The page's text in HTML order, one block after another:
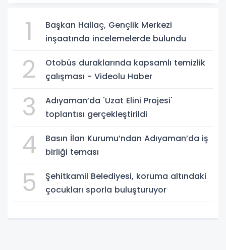
1
Başkan Hallaç, Gençlik Merkezi
inşaatında incelemelerde bulundu
2
Otobüs duraklarında kapsamlı temizlik
çalışması - Videolu Haber
3
Adıyaman’da 'Uzat Elini Projesi'
toplantısı gerçekleştirildi
4
Basın İlan Kurumu’ndan Adıyaman’da iş
birliği teması
5
Şehitkamil Belediyesi, koruma altındaki
çocukları sporla buluşturuyor